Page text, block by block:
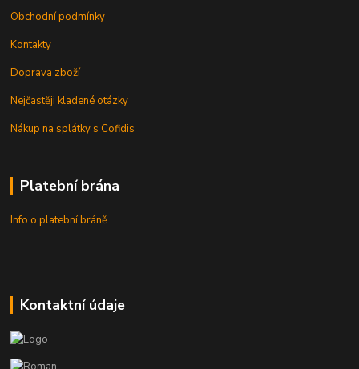
Obchodní podmínky
Kontakty
Doprava zboží
Nejčastěji kladené otázky
Nákup na splátky s Cofidis
Platební brána
Info o platební bráně
Kontaktní údaje